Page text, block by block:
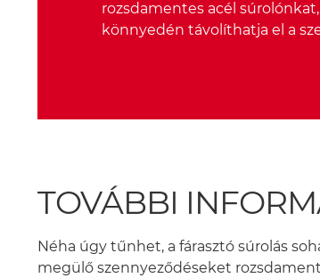
rozsdamentes acél
könnyedén távolíthatja el a
TOVÁBBI
Néha úgy tűnhet, a fárasztó súrolás
megülő szennyeződéseket